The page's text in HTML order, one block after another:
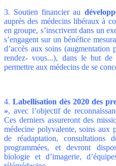
3. Soutien financier au
auprès des médecins libéraux à
en groupe, s’inscrivent dans un
s’engagent sur un bénéfice
d’accès aux soins (augmentation
rendez- vous...), dans le but
permettre aux médecins de se
4. Labellisation dès 2020 des
», avec l’objectif de
Ces derniers assureront des
médecine polyvalente, soins aux
de réadaptation, consultations
programmées, et devront
biologie et d’imagerie,